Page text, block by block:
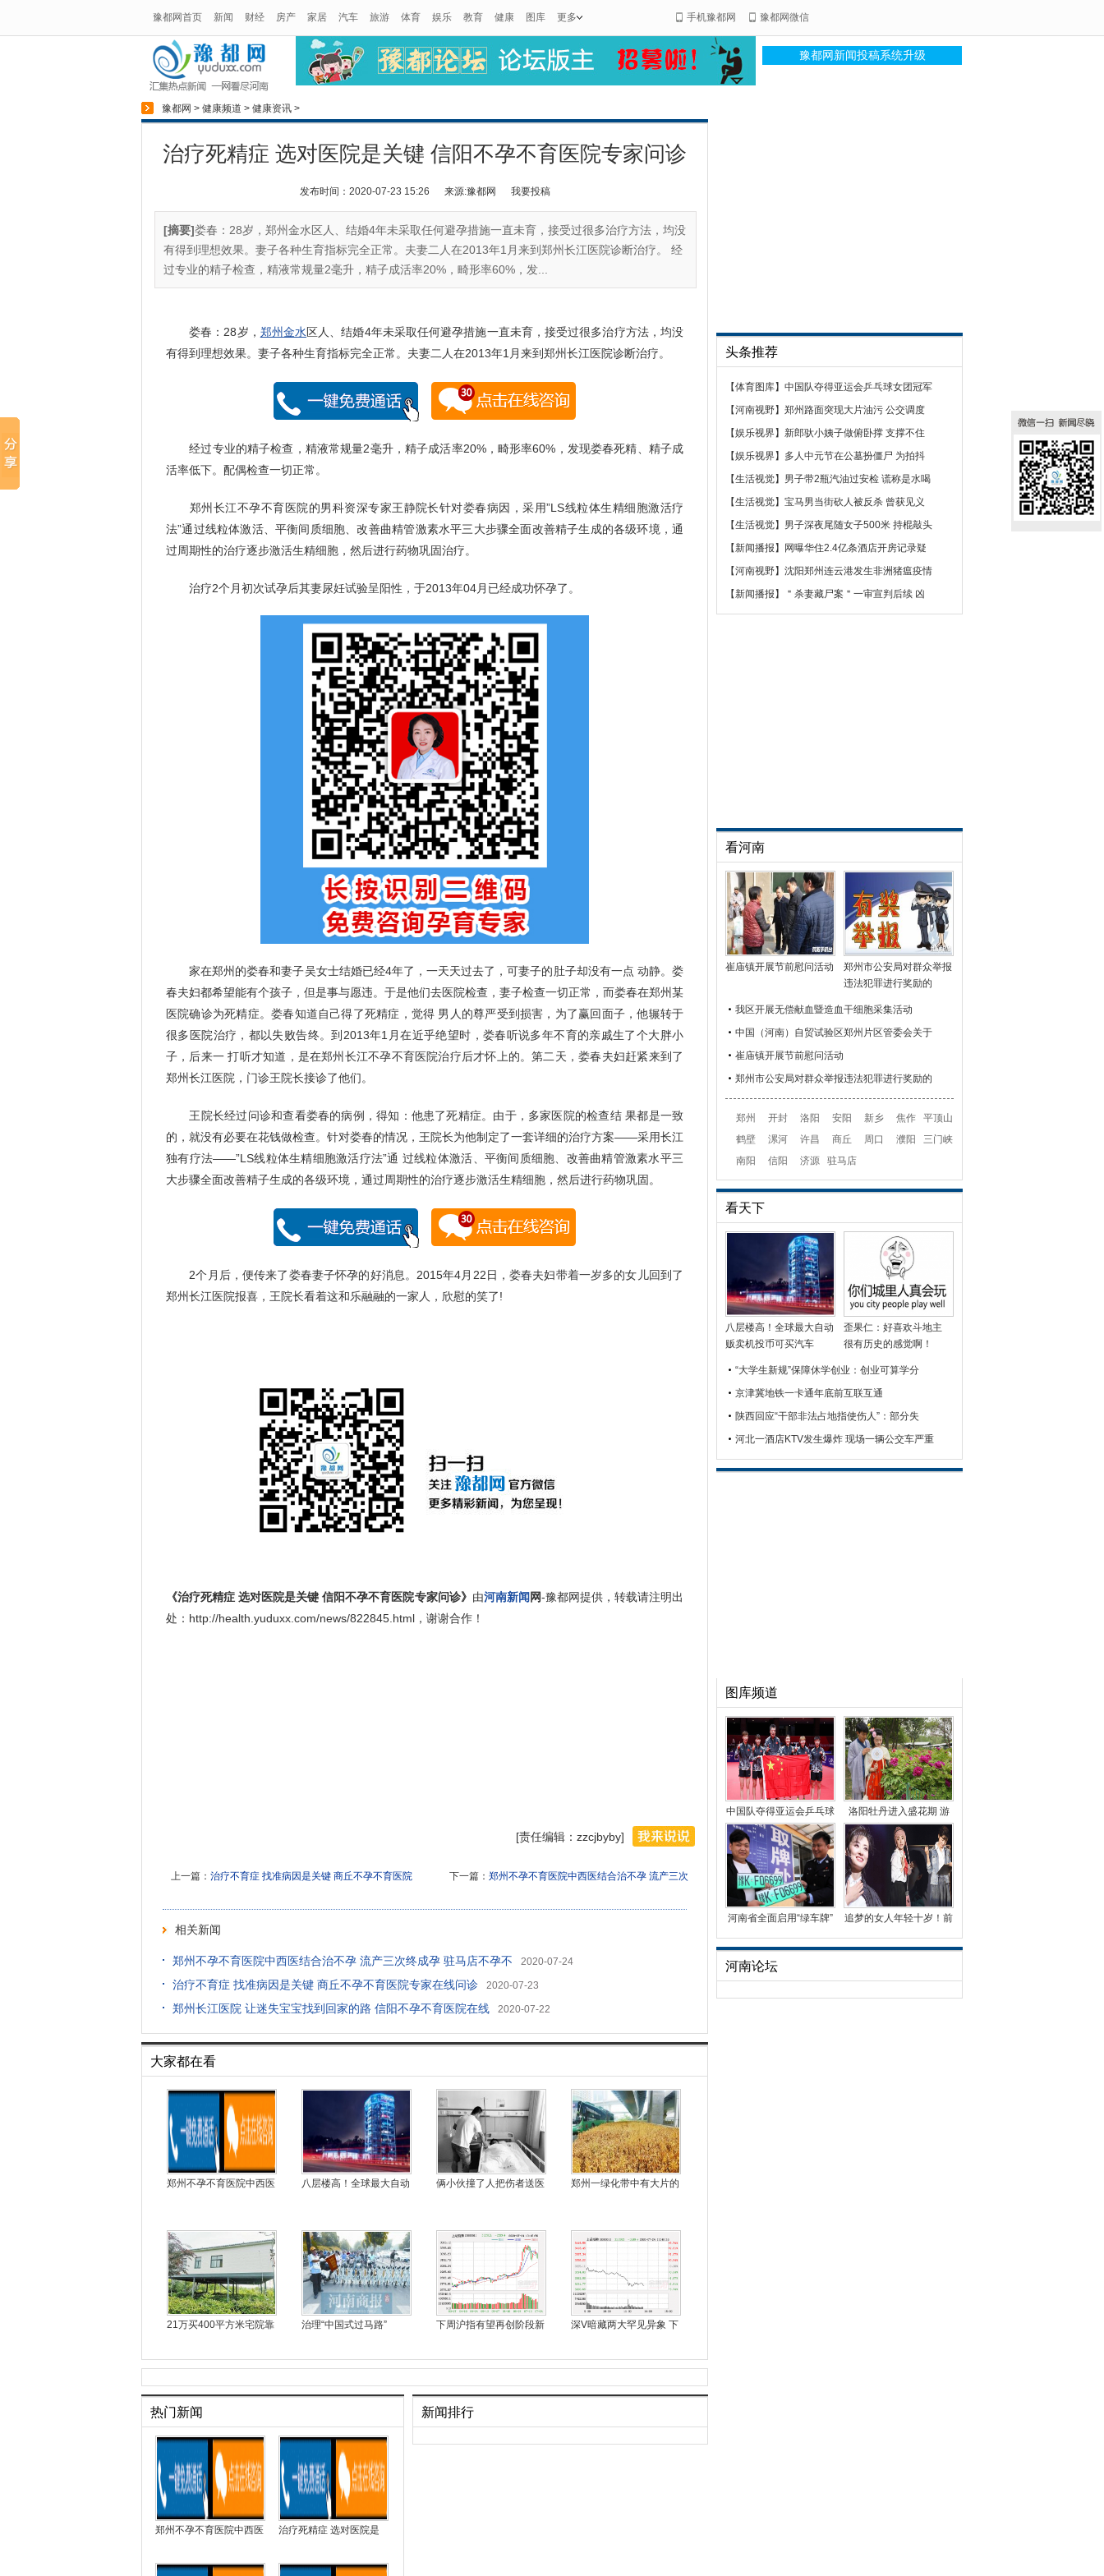
豫都网首页 新闻 财经 房产 家居 汽车 旅游 体育 娱乐 教育 健康 图库 更多 手机豫都网 豫都网微信
豫都网新闻投稿系统升级
豫都网 > 健康频道 > 健康资讯 >
治疗死精症 选对医院是关键 信阳不孕不育医院专家问诊
发布时间：2020-07-23 15:26 来源:豫都网 我要投稿
[摘要]娄春：28岁，郑州金水区人、结婚4年未采取任何避孕措施一直未育，接受过很多治疗方法，均没
有得到理想效果。妻子各种生育指标完全正常。夫妻二人在2013年1月来到郑州长江医院诊断治疗。 经
过专业的精子检查，精液常规量2毫升，精子成活率20%，畸形率60%，发...
娄春：28岁， 郑州金水区人、结婚4年未采取任何避孕措施一直未育，接受过很多治疗方法，均没
有得到理想效果。妻子各种生育指标完全正常。夫妻二人在2013年1月来到郑州长江医院诊断治疗。
经过专业的精子检查，精液常规量2毫升，精子成活率20%，畸形率60%，发现娄春死精、精子成
活率低下。配偶检查一切正常。
郑州长江不孕不育医院的男科资深专家王静院长针对娄春病因，采用”LS线粒体生精细胞激活疗
法”通过线粒体激活、平衡间质细胞、改善曲精管激素水平三大步骤全面改善精子生成的各级环境，通
过周期性的治疗逐步激活生精细胞，然后进行药物巩固治疗。
治疗2个月初次试孕后其妻尿妊试验呈阳性，于2013年04月已经成功怀孕了。
家在郑州的娄春和妻子吴女士结婚已经4年了，一天天过去了，可妻子的肚子却没有一点 动静。娄
春夫妇都希望能有个孩子，但是事与愿违。于是他们去医院检查，妻子检查一切正常，而娄春在郑州某
医院确诊为死精症。娄春知道自己得了死精症，觉得 男人的尊严受到损害，为了赢回面子，他辗转于
很多医院治疗，都以失败告终。到2013年1月在近乎绝望时，娄春听说多年不育的亲戚生了个大胖小
子，后来一 打听才知道，是在郑州长江不孕不育医院治疗后才怀上的。第二天，娄春夫妇赶紧来到了
郑州长江医院，门诊王院长接诊了他们。
王院长经过问诊和查看娄春的病例，得知：他患了死精症。由于，多家医院的检查结 果都是一致
的，就没有必要在花钱做检查。针对娄春的情况，王院长为他制定了一套详细的治疗方案——采用长江
独有疗法——”LS线粒体生精细胞激活疗法”通 过线粒体激活、平衡间质细胞、改善曲精管激素水平三
大步骤全面改善精子生成的各级环境，通过周期性的治疗逐步激活生精细胞，然后进行药物巩固。
2个月后，便传来了娄春妻子怀孕的好消息。2015年4月22日，娄春夫妇带着一岁多的女儿回到了
郑州长江医院报喜，王院长看着这和乐融融的一家人，欣慰的笑了!
《治疗死精症 选对医院是关键 信阳不孕不育医院专家问诊》 由河南新闻 网-豫都网提供，转载请注明出
处：http://health.yuduxx.com/news/822845.html，谢谢合作！
[责任编辑：zzcjbyby]
下一篇： 郑州不孕不育医院中西医结合治不孕 流产三次
上一篇： 治疗不育症 找准病因是关键 商丘不孕不育医院
相关新闻
郑州不孕不育医院中西医结合治不孕 流产三次终成孕 驻马店不孕不 2020-07-24
治疗不育症 找准病因是关键 商丘不孕不育医院专家在线问诊 2020-07-23
郑州长江医院 让迷失宝宝找到回家的路 信阳不孕不育医院在线 2020-07-22
大家都在看
郑州不孕不育医院中西医 八层楼高！全球最大自动 俩小伙撞了人把伤者送医 郑州一绿化带中有大片的
21万买400平方米宅院靠 治理“中国式过马路” 下周沪指有望再创阶段新 深V暗藏两大罕见异象 下
热门新闻
郑州不孕不育医院中西医 治疗死精症 选对医院是
新闻排行
头条推荐
【体育图库】 中国队夺得亚运会乒乓球女团冠军
【河南视野】 郑州路面突现大片油污 公交调度
【娱乐视界】 新郎驮小姨子做俯卧撑 支撑不住
【娱乐视界】 多人中元节在公墓扮僵尸 为拍抖
【生活视觉】 男子带2瓶汽油过安检 谎称是水喝
【生活视觉】 宝马男当街砍人被反杀 曾获见义
【生活视觉】 男子深夜尾随女子500米 持棍敲头
【新闻播报 】
网曝华住2.4亿条酒店开房记录疑
【河南视野】 沈阳郑州连云港发生非洲猪瘟疫情
【新闻播报 】 ＂杀妻藏尸案＂一审宣判后续 凶
看河南
崔庙镇开展节前慰问活动
郑州市公安局对群众举报
违法犯罪进行奖励的
我区开展无偿献血暨造血干细胞采集活动
中国（河南）自贸试验区郑州片区管委会关于
崔庙镇开展节前慰问活动
郑州市公安局对群众举报违法犯罪进行奖励的
郑州 开封 洛阳 安阳 新乡 焦作
平顶山
鹤壁
漯河 许昌 商丘 周口 濮阳
三门峡
南阳
信阳 济源 驻马店
看天下
八层楼高！全球最大自动
贩卖机投币可买汽车
歪果仁：好喜欢斗地主
很有历史的感觉啊！
“大学生新规”保障休学创业：创业可算学分
京津冀地铁一卡通年底前互联互通
陕西回应“干部非法占地指使伤人”：部分失
河北一酒店KTV发生爆炸 现场一辆公交车严重
图库频道
中国队夺得亚运会乒乓球
女团冠军
洛阳牡丹进入盛花期 游
客徜徉花海
河南省全面启用“绿车牌”
追梦的女人年轻十岁！前
河南论坛